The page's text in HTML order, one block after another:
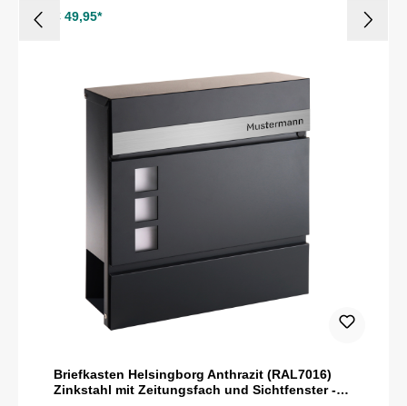
€ 49,95*
Briefkasten Helsingborg Anthrazit (RAL7016)
Zinkstahl mit Zeitungsfach und Sichtfenster -